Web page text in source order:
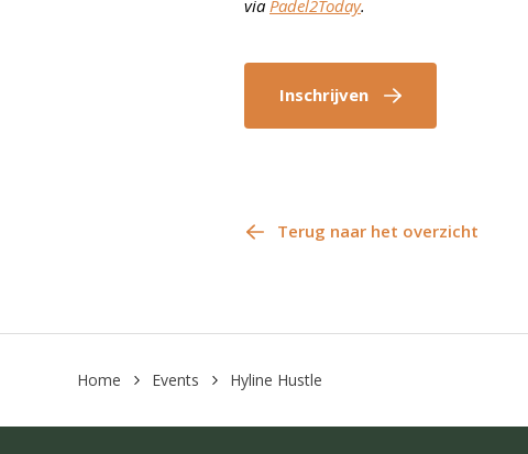
via Padel2Today.
Inschrijven
Terug naar het overzicht
Home Events Hyline Hustle